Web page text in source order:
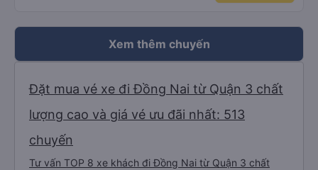
Xem thêm chuyến
Đặt mua vé xe đi Đồng Nai từ Quận 3 chất
lượng cao và giá vé ưu đãi nhất: 513
chuyến
Tư vấn TOP 8 xe khách đi Đồng Nai từ Quận 3 chất